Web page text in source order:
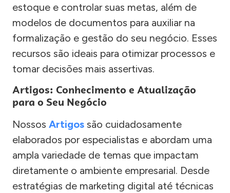
estoque e controlar suas metas, além de
modelos de documentos para auxiliar na
formalização e gestão do seu negócio. Esses
recursos são ideais para otimizar processos e
tomar decisões mais assertivas.
Artigos: Conhecimento e Atualização
para o Seu Negócio
Nossos Artigos são cuidadosamente
elaborados por especialistas e abordam uma
ampla variedade de temas que impactam
diretamente o ambiente empresarial. Desde
estratégias de marketing digital até técnicas